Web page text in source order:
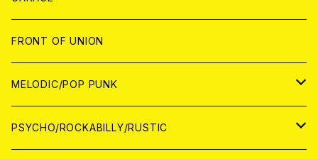
JAPAN
アナログ
CD
WORLD
アナログ
FRONT OF UNION
MELODIC/POP PUNK
JAPAN
PSYCHO/ROCKABILLY/RUSTIC